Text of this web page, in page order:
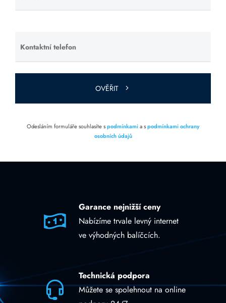
toto pole
Kontaktní telefon
Ponechte
toto pole
prázdné.
OVĚŘIT
Odesláním formuláře souhlasíte spodmínkamia spodmínkami ochrany
osobních údajů
Garance nejnižší ceny
Nabízíme trvale levný internet
ve výhodných balíčcích.
Technická podpora
Můžete se spolehnout na online